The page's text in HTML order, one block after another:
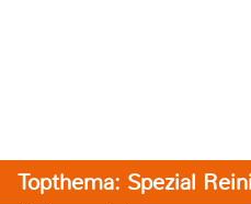
Topthema: Spezial